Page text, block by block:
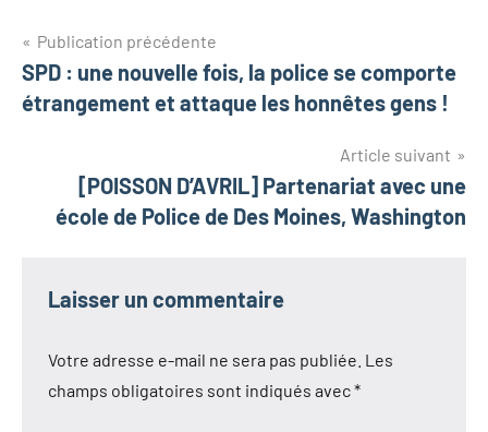
Navigation
de
Publication précédente
SPD : une nouvelle fois, la police se comporte
étrangement et attaque les honnêtes gens !
Article suivant
[POISSON D’AVRIL] Partenariat avec une
école de Police de Des Moines, Washington
Laisser un commentaire
Votre adresse e-mail ne sera pas publiée. Les
champs obligatoires sont indiqués avec*